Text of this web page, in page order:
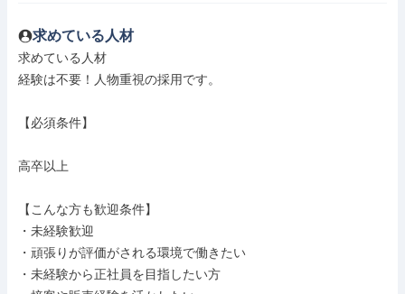
求めている人材
求めている人材
経験は不要！人物重視の採用です。
【必須条件】
高卒以上
【こんな方も歓迎条件】
・未経験歓迎
・頑張りが評価がされる環境で働きたい
・未経験から正社員を目指したい方